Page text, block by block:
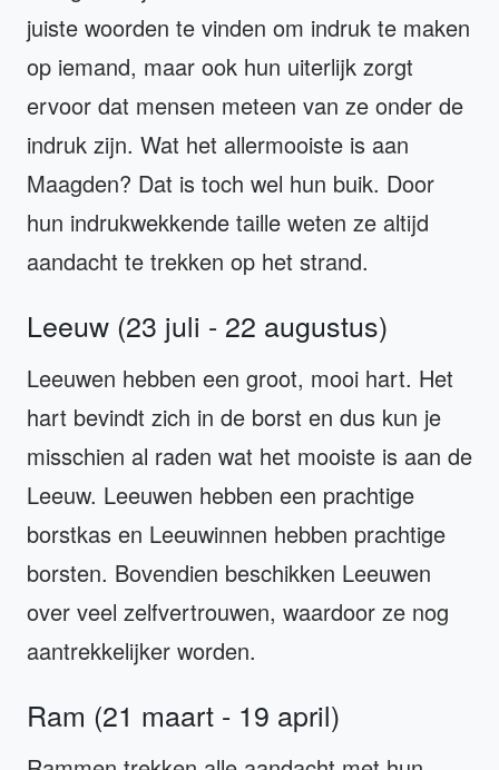
juiste woorden te vinden om indruk te maken
op iemand, maar ook hun uiterlijk zorgt
ervoor dat mensen meteen van ze onder de
indruk zijn. Wat het allermooiste is aan
Maagden? Dat is toch wel hun buik. Door
hun indrukwekkende taille weten ze altijd
aandacht te trekken op het strand.
Leeuw (23 juli - 22 augustus)
Leeuwen hebben een groot, mooi hart. Het
hart bevindt zich in de borst en dus kun je
misschien al raden wat het mooiste is aan de
Leeuw. Leeuwen hebben een prachtige
borstkas en Leeuwinnen hebben prachtige
borsten. Bovendien beschikken Leeuwen
over veel zelfvertrouwen, waardoor ze nog
aantrekkelijker worden.
Ram (21 maart - 19 april)